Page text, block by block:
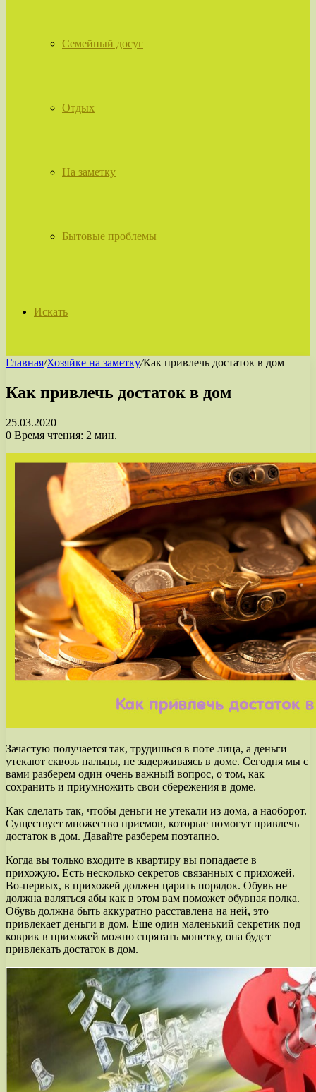
Семейный досуг
Отдых
На заметку
Бытовые проблемы
Искать
Главная/Хозяйке на заметку/Как привлечь достаток в дом
Как привлечь достаток в дом
25.03.2020
0 Время чтения: 2 мин.
Зачастую получается так, трудишься в поте лица, а деньги
утекают сквозь пальцы, не задерживаясь в доме. Сегодня мы с
вами разберем один очень важный вопрос, о том, как
сохранить и приумножить свои сбережения в доме.
Как сделать так, чтобы деньги не утекали из дома, а наоборот.
Существует множество приемов, которые помогут привлечь
достаток в дом. Давайте разберем поэтапно.
Когда вы только входите в квартиру вы попадаете в
прихожую. Есть несколько секретов связанных с прихожей.
Во-первых, в прихожей должен царить порядок. Обувь не
должна валяться абы как в этом вам поможет обувная полка.
Обувь должна быть аккуратно расставлена на ней, это
привлекает деньги в дом. Еще один маленький секретик под
коврик в прихожей можно спрятать монетку, она будет
привлекать достаток в дом.